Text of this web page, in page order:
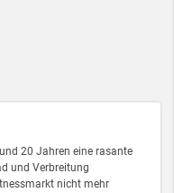
20 Jahren eine rasante
und Verbreitung
nicht mehr